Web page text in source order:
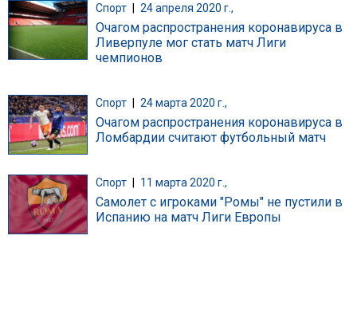
Спорт | 24 апреля 2020 г.,
Очагом распространения коронавируса в
Ливерпуле мог стать матч Лиги
чемпионов
Спорт 24 марта 2020 г.,
Очагом распространения коронавируса в
Ломбардии считают футбольный матч
Спорт 11 марта 2020 г.,
Самолет с игроками "Ромы" не пустили в
Испанию на матч Лиги Европы